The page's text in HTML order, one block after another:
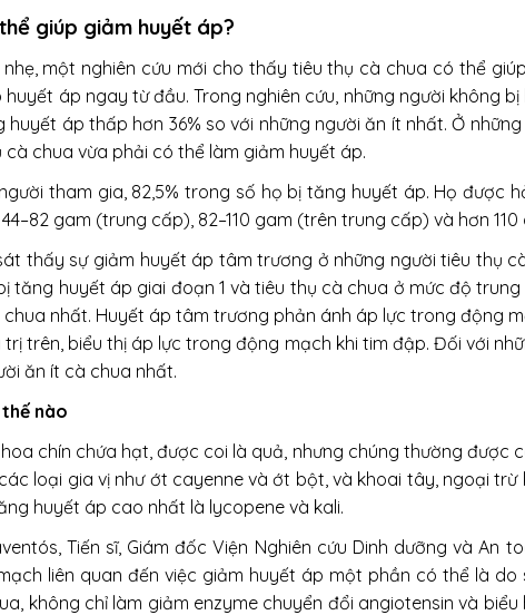
giúp giảm huyết áp?
một nghiên cứu mới cho thấy tiêu thụ cà chua có thể
áp ngay từ đầu. Trong nghiên cứu, những người không
áp thấp hơn 36% so với những người ăn ít nhất. Ở
chua vừa phải có thể làm giảm huyết áp.
tham gia, 82,5% trong số họ bị tăng huyết áp. Họ được
gam (trung cấp), 82–110 gam (trên trung cấp) và hơn 110
thấy sự giảm huyết áp tâm trương ở những người tiêu thụ
tăng huyết áp giai đoạn 1 và tiêu thụ cà chua ở mức độ
nhất. Huyết áp tâm trương phản ánh áp lực trong động
trên, biểu thị áp lực trong động mạch khi tim đập. Đối với
ăn ít cà chua nhất.
nào
chín chứa hạt, được coi là quả, nhưng chúng thường được
loại gia vị như ớt cayenne và ớt bột, và khoai tây, ngoại
huyết áp cao nhất là lycopene và kali.
Tiến sĩ, Giám đốc Viện Nghiên cứu Dinh dưỡng và
liên quan đến việc giảm huyết áp một phần có thể là
không chỉ làm giảm enzyme chuyển đổi angiotensin và